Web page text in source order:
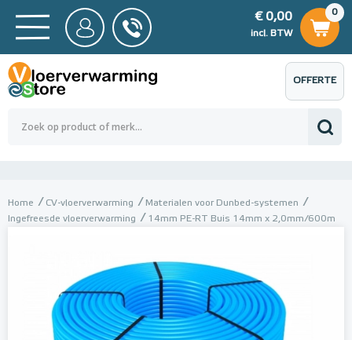
BTW
0,00
0
€ 0,00
incl. BTW
€ 0,00
OFFERTE
AANVRAGEN
Home CV-vloerverwarming
Materialen voor Dunbed-systemen
Ingefreesde vloerverwarming
14mm PE-RT Buis 14mm x 2,0mm/600m